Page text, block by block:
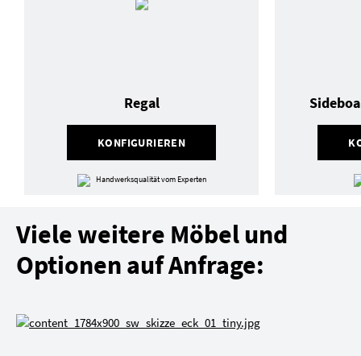
KONFIGURIEREN
Regal
Handwerksqualität vom Experten
Viele weitere Möbel und
Optionen auf Anfrage: